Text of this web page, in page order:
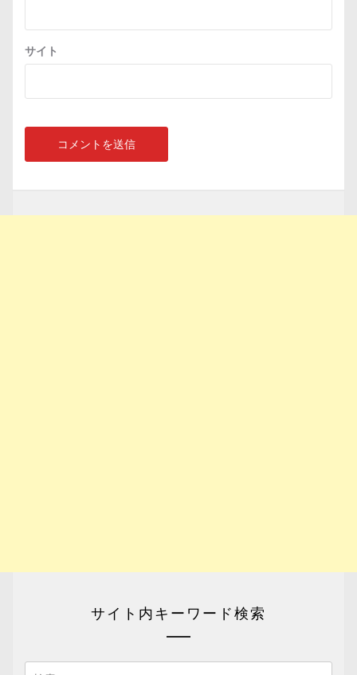
サイト
サイト内キーワード検索
検